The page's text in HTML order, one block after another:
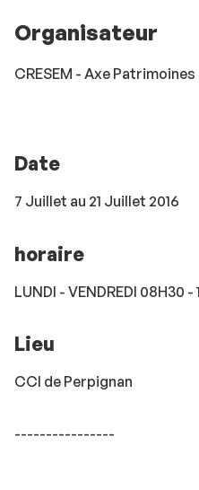
Organisateur
CRESEM - Axe Patrimoines
Date
7 Juillet au 21 Juillet 2016
horaire
LUNDI - VENDREDI 08H30 -
Lieu
CCI de Perpignan
----------------